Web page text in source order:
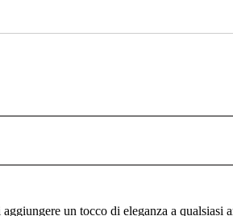
un tocco di eleganza a qualsiasi